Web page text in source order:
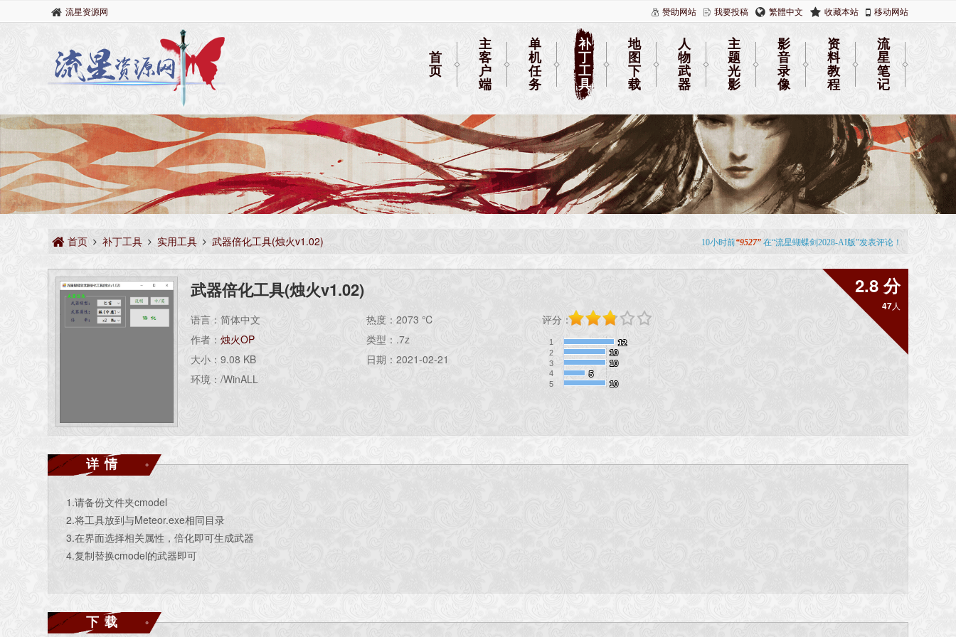
流星资源网 赞助网站 我要投稿 繁體中文 收藏本站 移动网站
首
页
主
客
户
端
单
机
任
务
补
丁
工
具
地
图
下
载
人
物
武
器
主
题
光
影
影
音
录
像
资
料
教
程
流
星
笔
记
首页 补丁工具 实用工具 武器倍化工具(烛火v1.02)
武器倍化工具(烛火v1.02) 2.8 分
47人
语言：简体中文
作者：烛火OP
大小：9.08 KB
环境：/WinALL
热度： 2073 ℃
类型：.7z
日期：2021-02-21
评分：
12
12
10
10
10
10
5
5
10
10
1
2
3
4
5
详情
1.请备份文件夹cmodel
2.将工具放到与Meteor.exe相同目录
3.在界面选择相关属性，倍化即可生成武器
4.复制替换cmodel的武器即可
下载